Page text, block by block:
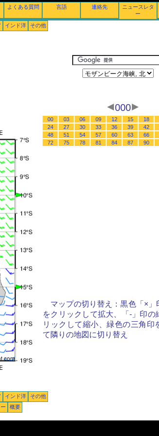
よくある質問 言語 連絡先
ニュースレタ
ー
インド洋 その他
000
00 03 06 09 12 15 18
24
27 30 33 36 39 42
48
51 54 57 60 63 66
72
75 78 81 84 87 90
マップの切り替え：黒色「×」
をクリックして拡大、「-」印の
リックして縮小、緑色の三角印
て隣りの地図に切り替え
インド洋
その他
概要